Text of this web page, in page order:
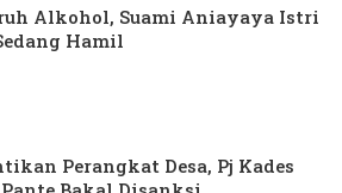
Alkohol, Suami Aniayaya Istri
Hamil
Perangkat Desa, Pj Kades